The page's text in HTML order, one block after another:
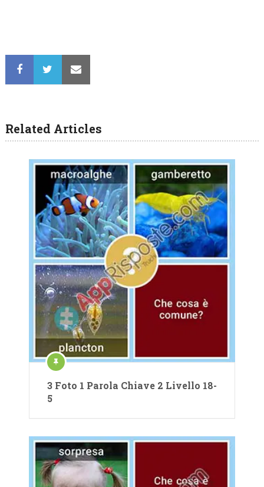
Related Articles
3 Foto 1 Parola Chiave 2 Livello 18-
5